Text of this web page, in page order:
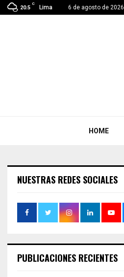
20.5
C
Lima 6 de agosto de 2026
HOME
NUESTRAS REDES SOCIALES
PUBLICACIONES RECIENTES